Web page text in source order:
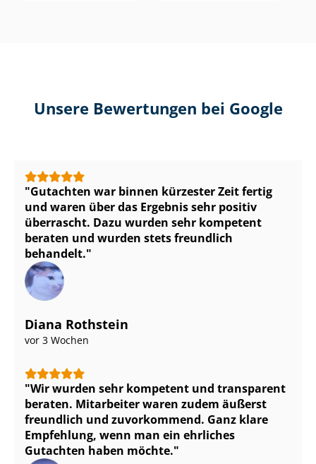
Unsere Bewertungen bei Google
Gutachten war binnen kürzester Zeit fertig
und waren über das Ergebnis sehr positiv
überrascht. Dazu wurden sehr kompetent
beraten und wurden stets freundlich
behandelt.
Diana Rothstein
vor 3 Wochen
Wir wurden sehr kompetent und transparent
beraten. Mitarbeiter waren zudem äußerst
freundlich und zuvorkommend. Ganz klare
Empfehlung, wenn man ein ehrliches
Gutachten haben möchte.